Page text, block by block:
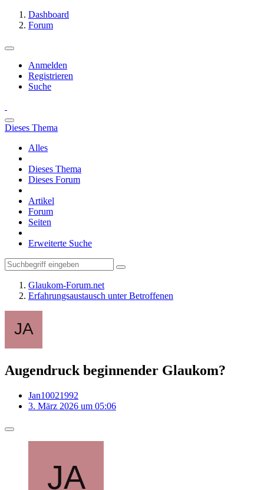
Dashboard
Forum
Anmelden
Registrieren
Suche
Dieses Thema
Alles
Dieses Thema
Dieses Forum
Artikel
Forum
Seiten
Erweiterte Suche
Glaukom-Forum.net
Erfahrungsaustausch unter Betroffenen
Augendruck beginnender Glaukom?
Jan10021992
3. März 2026 um 05:06